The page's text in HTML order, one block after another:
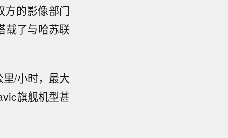
方的影像部门
载了与哈苏联
/小时，最大
旗舰机型甚